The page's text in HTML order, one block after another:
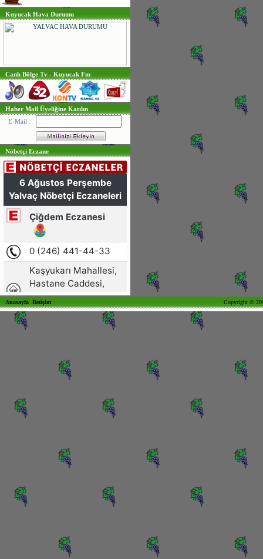
Kuyucak Hava Durumu
Canlı Bölge Tv - Kuyucak Fm
Haber Mail Üyeliğine Katılın
E-Mail :
Nöbetçi Eczane
Anasayfa İletişim Copyright ©